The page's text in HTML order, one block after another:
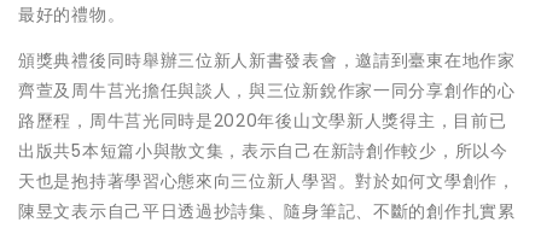
最好的禮物。
頒獎典禮後同時舉辦三位新人新書發表會，邀請到臺東在地作家
齊萱及周牛莒光擔任與談人，與三位新銳作家一同分享創作的心
路歷程，周牛莒光同時是2020年後山文學新人獎得主，目前已
出版共5本短篇小與散文集，表示自己在新詩創作較少，所以今
天也是抱持著學習心態來向三位新人學習。對於如何文學創作，
陳昱文表示自己平日透過抄詩集、隨身筆記、不斷的創作扎實累